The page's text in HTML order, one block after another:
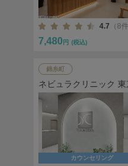
4.7 （8
7,480 円 (税込)
錦糸町
ネビュラクリニック
カウンセリング